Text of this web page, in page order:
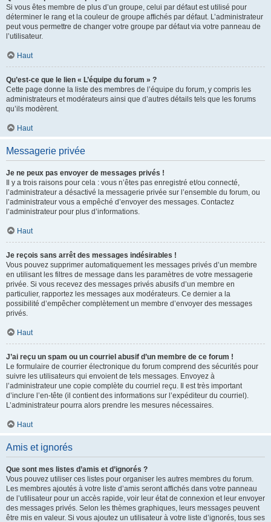
Si vous êtes membre de plus d’un groupe, celui par défaut est utilisé pour
déterminer le rang et la couleur de groupe affichés par défaut. L’administrateur
peut vous permettre de changer votre groupe par défaut via votre panneau de
l’utilisateur.
Haut
Qu’est-ce que le lien « L’équipe du forum » ?
Cette page donne la liste des membres de l’équipe du forum, y compris les
administrateurs et modérateurs ainsi que d’autres détails tels que les forums
qu’ils modèrent.
Haut
Messagerie privée
Je ne peux pas envoyer de messages privés !
Il y a trois raisons pour cela : vous n’êtes pas enregistré et/ou connecté,
l’administrateur a désactivé la messagerie privée sur l’ensemble du forum, ou
l’administrateur vous a empêché d’envoyer des messages. Contactez
l’administrateur pour plus d’informations.
Haut
Je reçois sans arrêt des messages indésirables !
Vous pouvez supprimer automatiquement les messages privés d’un membre
en utilisant les filtres de message dans les paramètres de votre messagerie
privée. Si vous recevez des messages privés abusifs d’un membre en
particulier, rapportez les messages aux modérateurs. Ce dernier a la
possibilité d’empêcher complètement un membre d’envoyer des messages
privés.
Haut
J’ai reçu un spam ou un courriel abusif d’un membre de ce forum !
Le formulaire de courrier électronique du forum comprend des sécurités pour
suivre les utilisateurs qui envoient de tels messages. Envoyez à
l’administrateur une copie complète du courriel reçu. Il est très important
d’inclure l’en-tête (il contient des informations sur l’expéditeur du courriel).
L’administrateur pourra alors prendre les mesures nécessaires.
Haut
Amis et ignorés
Que sont mes listes d’amis et d’ignorés ?
Vous pouvez utiliser ces listes pour organiser les autres membres du forum.
Les membres ajoutés à votre liste d’amis seront affichés dans votre panneau
de l’utilisateur pour un accès rapide, voir leur état de connexion et leur envoyer
des messages privés. Selon les thèmes graphiques, leurs messages peuvent
être mis en valeur. Si vous ajoutez un utilisateur à votre liste d’ignorés, tous ses